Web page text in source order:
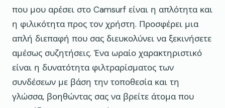
που μου αρέσει στο Camsurf είναι η απλότητα και
η φιλικότητα προς τον χρήστη. Προσφέρει μια
απλή διεπαφή που σας διευκολύνει να ξεκινήσετε
αμέσως συζητήσεις. Ένα ωραίο χαρακτηριστικό
είναι η δυνατότητα φιλτραρίσματος των
συνδέσεων με βάση την τοποθεσία και τη
γλώσσα, βοηθώντας σας να βρείτε άτομα που